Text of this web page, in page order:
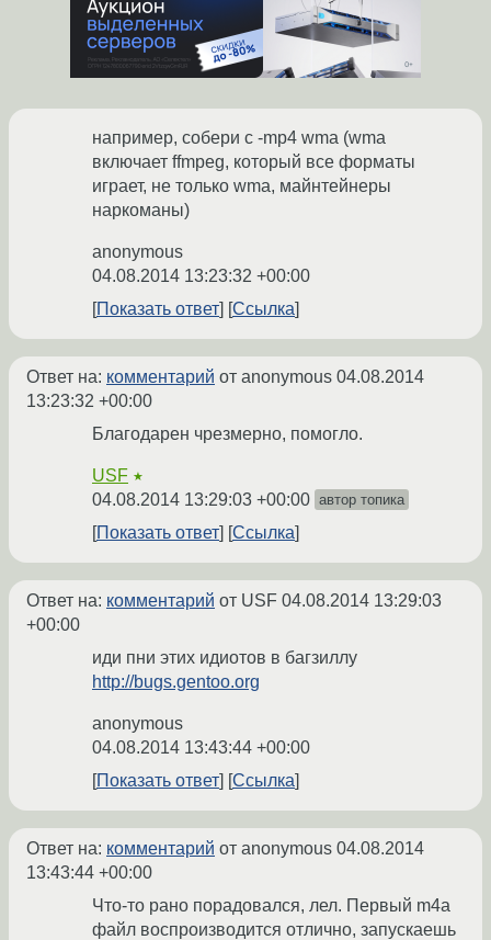
например, собери с -mp4 wma (wma
включает ffmpeg, который все форматы
играет, не только wma, майнтейнеры
наркоманы)
anonymous
04.08.2014 13:23:32 +00:00
Показать ответ
Ссылка
Ответ на: комментарий от anonymous 04.08.2014
13:23:32 +00:00
Благодарен чрезмерно, помогло.
USF ★
04.08.2014 13:29:03 +00:00 автор топика
Показать ответ Ссылка
Ответ на: комментарий от USF 04.08.2014 13:29:03
+00:00
иди пни этих идиотов в багзиллу
http://bugs.gentoo.org
anonymous
04.08.2014 13:43:44 +00:00
Показать ответ
Ссылка
Ответ на: комментарий от anonymous 04.08.2014
13:43:44 +00:00
Что-то рано порадовался, лел. Первый m4a
файл воспроизводится отлично, запускаешь